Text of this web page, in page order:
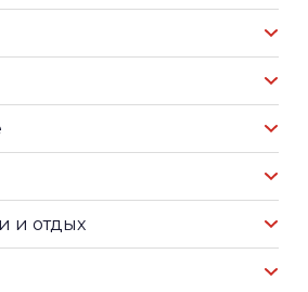
и отдых